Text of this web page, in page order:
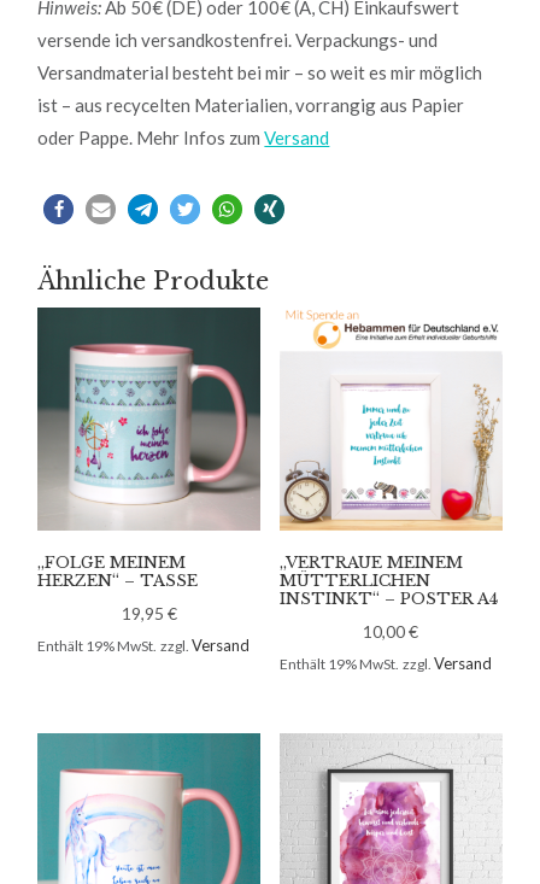
Hinweis:Ab 50€ (DE) oder 100€ (A, CH) Einkaufswert
versende ich versandkostenfrei. Verpackungs- und
Versandmaterial besteht bei mir – so weit es mir möglich
ist – aus recycelten Materialien, vorrangig aus Papier
oder Pappe. Mehr Infos zumVersand
Ähnliche Produkte
„FOLGE MEINEM
HERZEN“ – TASSE
19,95 €
Enthält 19% MwSt. zzgl.Versand
„VERTRAUE MEINEM
MÜTTERLICHEN
INSTINKT“ – POSTER A4
10,00€
Enthält 19% MwSt. zzgl. Versand